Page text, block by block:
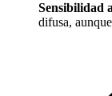
Sensibilidad
difusa,